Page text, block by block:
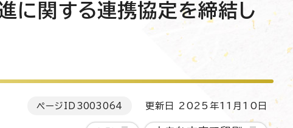
に関する連携協定を締結し
ページID 3003064 更新日 2025年11月10日